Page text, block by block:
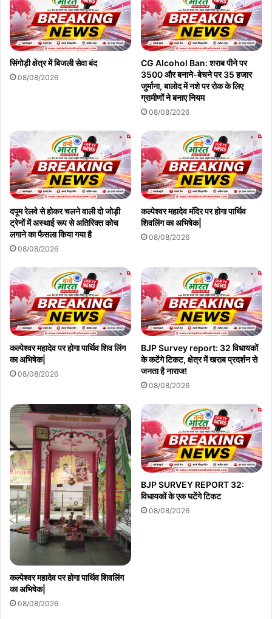
सिंगोड़ी क्षेत्र में बिजली सेवा बंद
08/08/2026
CG Alcohol Ban: शराब पीने पर
3500 और बनाने-बेचने पर 35 हजार
जुर्माना, बालोद में नशे पर रोक के लिए
ग्रामीणों ने बनाए नियम
08/08/2026
दपूम रेलवे से होकर चलने वाली दो जोड़ी
ट्रेनों में अस्थाई रूप से अतिरिक्त कोच
लगाने का फैसला किया गया है
08/08/2026
कल्पेश्वर महादेव मंदिर पर होगा पार्थिव
शिवलिंग का अभिषेक|
08/08/2026
कल्पेश्वर महादेव पर होगा पार्थिव शिव लिंग
का अभिषेक|
08/08/2026
BJP Survey report: 32 विधायकों
के कटेंगे टिकट, क्षेत्र में खराब प्रदर्शन से
जनता है नाराज!
08/08/2026
कल्पेश्वर महादेव पर होगा पार्थिव शिवलिंग
का अभिषेक|
08/08/2026
BJP SURVEY REPORT 32:
विधायकों के एक घटेंगे टिकट
08/08/2026